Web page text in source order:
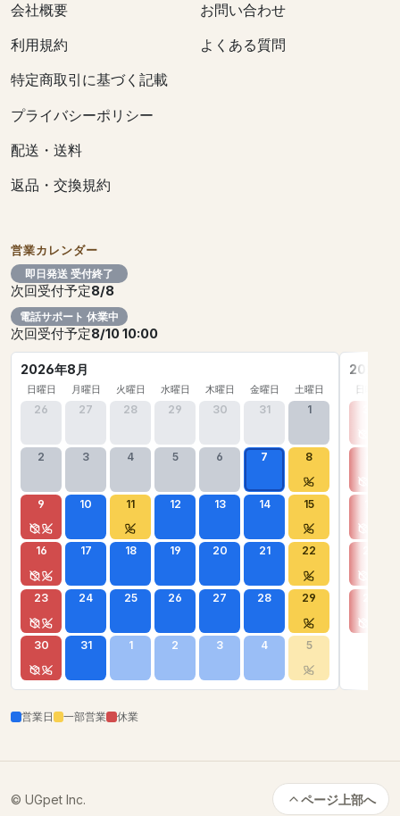
会社概要
利用規約
特定商取引に基づく記載
プライバシーポリシー
配送・送料
返品・交換規約
お問い合わせ
よくある質問
営業カレンダー
即日発送 受付終了
次回受付予定8/8
電話サポート 休業中
次回受付予定8/10 10:00
2026年8月
日曜日 月曜日 火曜日 水曜日 木曜日 金曜日 土曜日
26 27 28 29 30 31 1
2 3 4 5 6 7 8
9 10 11 12 13 14 15
16 17 18 19 20 21 22
23 24 25 26 27 28 29
30 31 1 2 3 4 5
2026年
日曜日
営業日 一部営業 休業
© UGpet Inc. ページ上部へ